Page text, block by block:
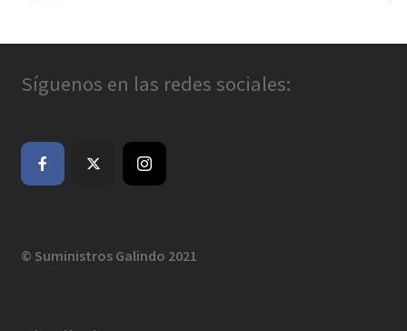
Síguenos en las redes sociales:
© Suministros Galindo 2021